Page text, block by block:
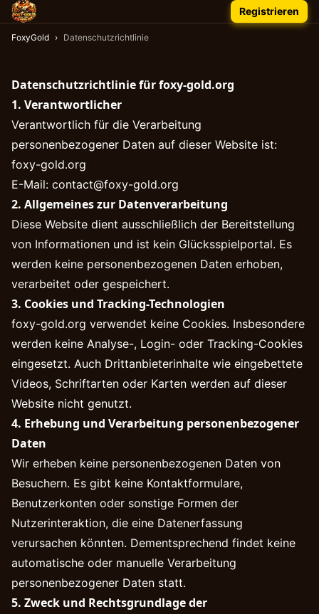
Registrieren
FoxyGold › Datenschutzrichtlinie
Datenschutzrichtlinie für foxy-gold.org
1. Verantwortlicher
Verantwortlich für die Verarbeitung
personenbezogener Daten auf dieser Website ist:
foxy-gold.org
E-Mail: contact@foxy-gold.org
2. Allgemeines zur Datenverarbeitung
Diese Website dient ausschließlich der Bereitstellung
von Informationen und ist kein Glücksspielportal. Es
werden keine personenbezogenen Daten erhoben,
verarbeitet oder gespeichert.
3. Cookies und Tracking-Technologien
foxy-gold.org verwendet keine Cookies. Insbesondere
werden keine Analyse-, Login- oder Tracking-Cookies
eingesetzt. Auch Drittanbieterinhalte wie eingebettete
Videos, Schriftarten oder Karten werden auf dieser
Website nicht genutzt.
4. Erhebung und Verarbeitung personenbezogener
Daten
Wir erheben keine personenbezogenen Daten von
Besuchern. Es gibt keine Kontaktformulare,
Benutzerkonten oder sonstige Formen der
Nutzerinteraktion, die eine Datenerfassung
verursachen könnten. Dementsprechend findet keine
automatische oder manuelle Verarbeitung
personenbezogener Daten statt.
5. Zweck und Rechtsgrundlage der